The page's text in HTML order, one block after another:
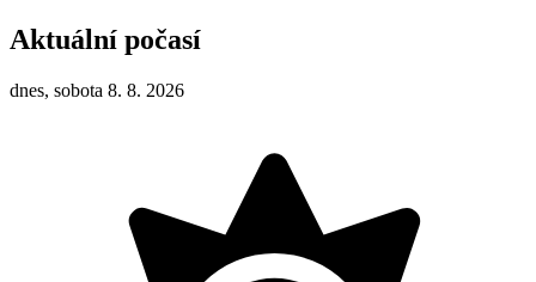
Aktuální počasí
dnes, sobota 8. 8. 2026